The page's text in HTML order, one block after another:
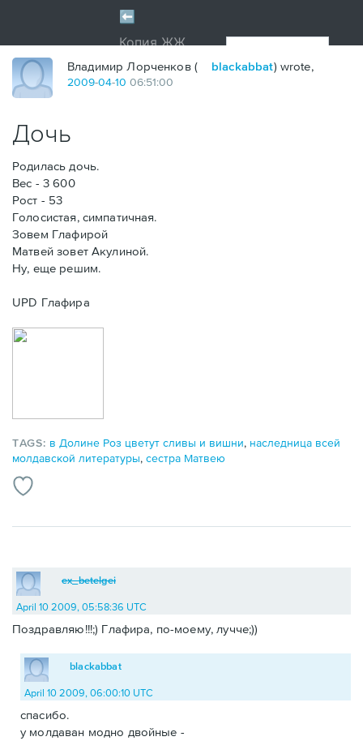
Владимир Лорченков ( blackabbat) wrote,
2009-04-10 06:51:00
Дочь
Родилась дочь.
Вес - 3 600
Рост - 53
Голосистая, симпатичная.
Зовем Глафирой
Матвей зовет Акулиной.
Ну, еще решим.
UPD Глафира
TAGS: в Долине Роз цветут сливы и вишни, наследница всей
молдавской литературы, сестра Матвею
ex_betelgei
April 10 2009, 05:58:36 UTC
Поздравляю!!!;) Глафира, по-моему, лучче;))
blackabbat
April 10 2009, 06:00:10 UTC
спасибо.
у молдаван модно двойные -